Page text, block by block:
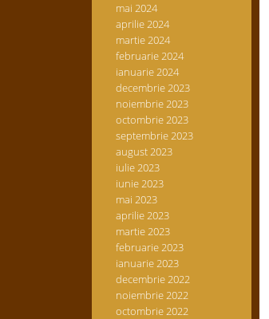
mai 2024
aprilie 2024
martie 2024
februarie 2024
ianuarie 2024
decembrie 2023
noiembrie 2023
octombrie 2023
septembrie 2023
august 2023
iulie 2023
iunie 2023
mai 2023
aprilie 2023
martie 2023
februarie 2023
ianuarie 2023
decembrie 2022
noiembrie 2022
octombrie 2022